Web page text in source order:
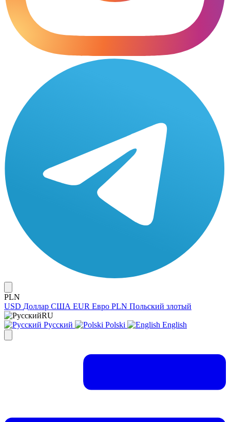
PLN
USD Доллар США EUR Евро PLN Польский злотый
RU
Русский
Polski English